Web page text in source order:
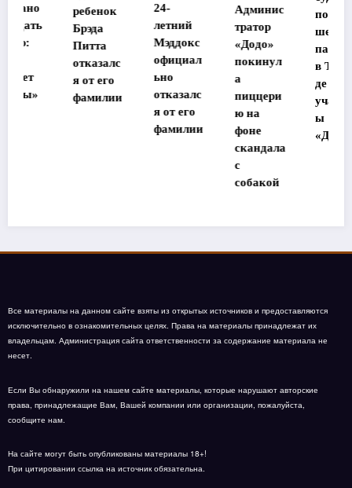
ребенок
Брэда
Питта
отказалс
я от его
фамилии
24-
Мэддокс
официал
ьно
отказалс
фамилии
Админис
тратор
«Додо»
покинул
пиццери
ю на
фоне
скандала
собакой
потеряв
шей
память
в Таилан
участниц
«Дома-2»
Все материалы на данном сайте взяты из открытых источников и предоставляются
исключительно в ознакомительных целях. Права на материалы принадлежат их
владельцам. Администрация сайта ответственности за содержание материала не
несет.
Если Вы обнаружили на нашем сайте материалы, которые нарушают авторские
права, принадлежащие Вам, Вашей компании или организации, пожалуйста,
сообщите нам.
На сайте могут быть опубликованы материалы 18+!
При цитировании ссылка на источник обязательна.